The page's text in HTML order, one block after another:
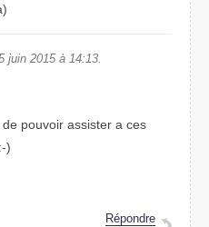
juin 2015 à 14:13.
pouvoir assister a ces
)
Répondre